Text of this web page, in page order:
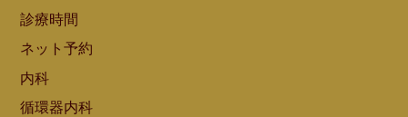
診療時間
ネット予約
内科
循環器内科